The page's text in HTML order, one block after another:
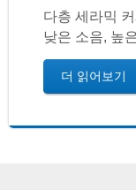
다층 세라믹
낮은 소음, 높
더 읽어보기